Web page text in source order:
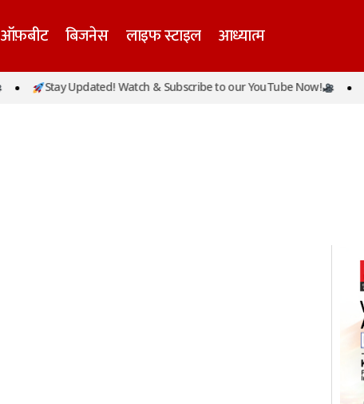
ऑफ़बीट बिजनेस लाइफ स्टाइल आध्यात्म
Stay Updated! Watch & Subscribe to our YouTube Now!